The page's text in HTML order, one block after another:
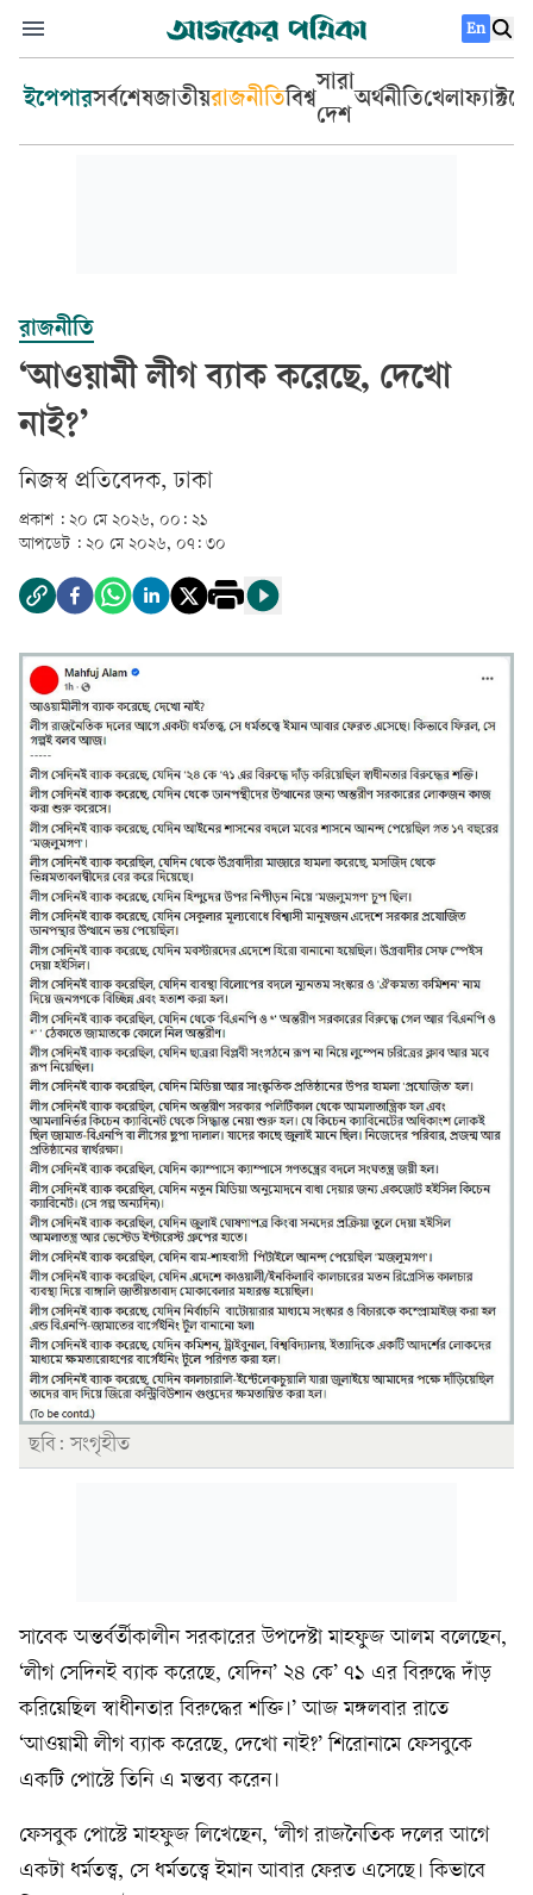
En
ইপেপারসর্বশেষজাতীয়রাজনীতিবিশ্ব
সারা
দেশ
অর্থনীতিখেলা
রাজনীতি
‘আওয়ামী লীগ ব্যাক করেছে, দেখো
নাই?’
‎নিজস্ব প্রতিবেদক, ঢাকা‎
প্রকাশ : ২০ মে ২০২৬, ০০: ২১
আপডেট : ২০ মে ২০২৬, ০৭: ৩০
ছবি: সংগৃহীত
সাবেক অন্তর্বর্তীকালীন সরকারের উপদেষ্টা মাহফুজ আলম বলেছেন,
‘লীগ সেদিনই ব্যাক করেছে, যেদিন’ ২৪ কে’ ৭১ এর বিরুদ্ধে দাঁড়
করিয়েছিল স্বাধীনতার বিরুদ্ধের শক্তি।’ আজ মঙ্গলবার রাতে
‘আওয়ামী লীগ ব্যাক করেছে, দেখো নাই?’ শিরোনামে ফেসবুকে
একটি পোস্টে তিনি এ মন্তব্য করেন।
ফেসবুক পোস্টে মাহফুজ লিখেছেন, ‘লীগ রাজনৈতিক দলের আগে
একটা ধর্মতত্ত্ব, সে ধর্মতত্ত্বে ইমান আবার ফেরত এসেছে। কিভাবে